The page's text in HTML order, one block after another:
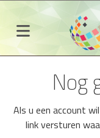
Nog
Als u een account
link versturen